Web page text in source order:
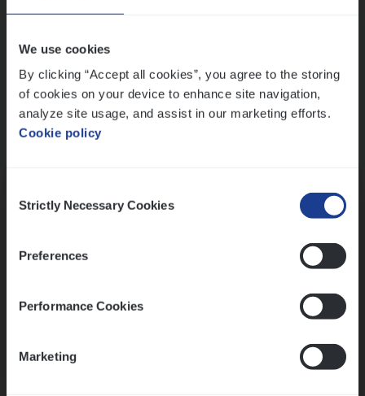
We use cookies
By clicking “Accept all cookies”, you agree to the storing
of cookies on your device to enhance site navigation,
analyze site usage, and assist in our marketing efforts.
Cookie policy
Selection
Strictly Necessary Cookies
Preferences
Performance Cookies
Marketing